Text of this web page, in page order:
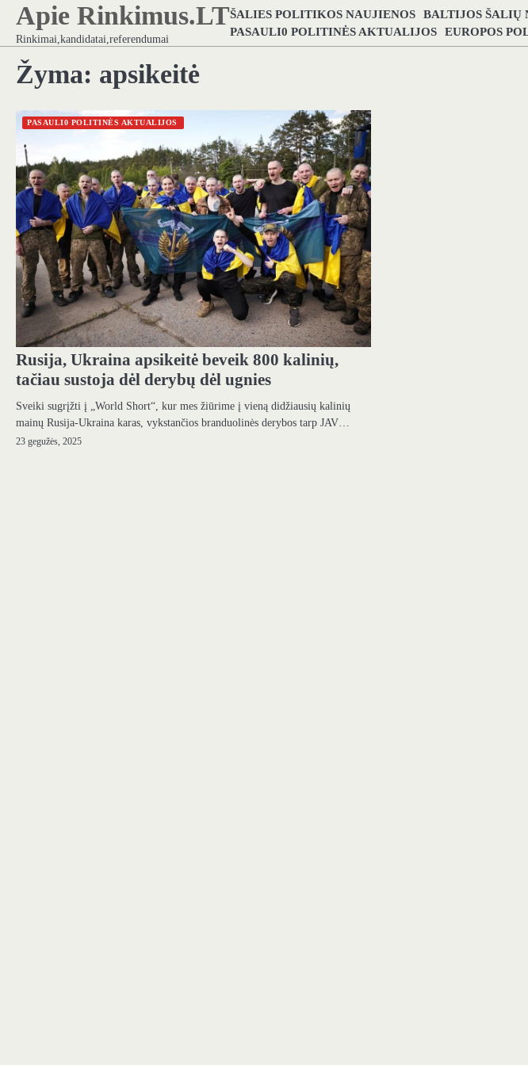
Skip
content
Apie Rinkimus.LT
Rinkimai,kandidatai,referendumai
ŠALIES POLITIKOS NAUJIENOS BALTIJOS ŠALIŲ
PASAULI0 POLITINĖS AKTUALIJOS EUROPOS
Žyma: apsikeitė
PASAULI0 POLITINĖS AKTUALIJOS
Rusija, Ukraina apsikeitė beveik 800 kalinių,
tačiau sustoja dėl derybų dėl ugnies
Sveiki sugrįžti į „World Short“, kur mes žiūrime į vieną didžiausių kalinių
mainų Rusija-Ukraina karas, vykstančios branduolinės derybos tarp JAV…
23 gegužės, 2025